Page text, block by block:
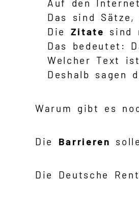
Auf den
Das sind
Die Zitate
sind
Das bedeutet:
Welcher Text
Deshalb sagen
Warum gibt es
Die Barrieren
Die Deutsche